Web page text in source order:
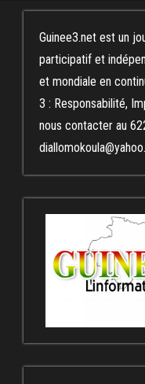
Guinee3.net est un
participatif et
et mondiale en
3 : Responsabilité,
nous contacter au